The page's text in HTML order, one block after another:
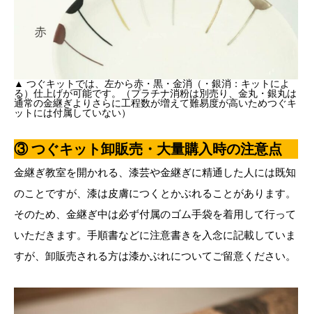
▲ つぐキットでは、左から赤・黒・金消（・銀消：キットによ
る）仕上げが可能です。（プラチナ消粉は別売り、金丸・銀丸は
通常の金継ぎよりさらに工程数が増えて難易度が高いためつぐキ
ットには付属していない）
③ つぐキット卸販売・大量購入時の注意点
金継ぎ教室を開かれる、漆芸や金継ぎに精通した人には既知
のことですが、漆は皮膚につくとかぶれることがあります。
そのため、金継ぎ中は必ず付属のゴム手袋を着用して行って
いただきます。手順書などに注意書きを入念に記載していま
すが、卸販売される方は漆かぶれについてご留意ください。